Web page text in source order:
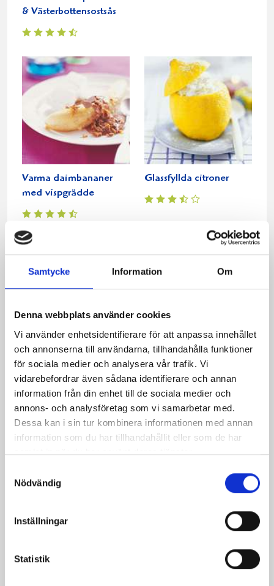
Samtycke Information Om
Denna webbplats använder cookies
Vi använder enhetsidentifierare för att anpassa innehållet
och annonserna till användarna, tillhandahålla funktioner
för sociala medier och analysera vår trafik. Vi
vidarebefordrar även sådana identifierare och annan
information från din enhet till de sociala medier och
annons- och analysföretag som vi samarbetar med.
Dessa kan i sin tur kombinera informationen med annan
information som du har tillhandahållit eller som de har
samlat in när du har använt deras tjänster.
Nödvändig
Inställningar
Statistik
& Västerbottensostsås
Varma daimbananer
med vispgrädde
Glassfyllda citroner
Brownies på mörk
choklad med vispklick
Hallonparfait
med fläderblomsparfait